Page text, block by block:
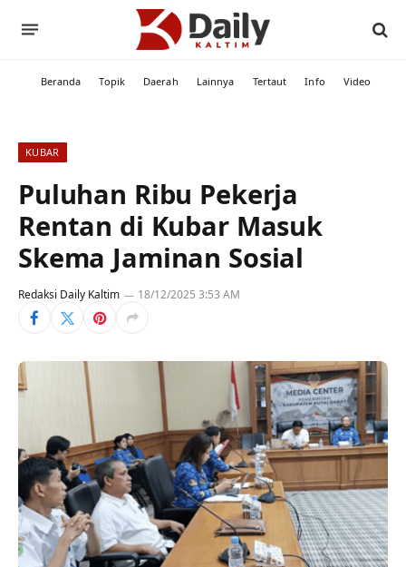
Beranda Topik Daerah Lainnya Tertaut Info Video
KUBAR
Puluhan Ribu Pekerja
Rentan di Kubar Masuk
Skema Jaminan Sosial
Redaksi Daily Kaltim 18/12/2025 3:53 AM